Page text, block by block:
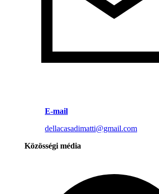
E-mail
dellacasadimatti@gmail.com
Közösségi média